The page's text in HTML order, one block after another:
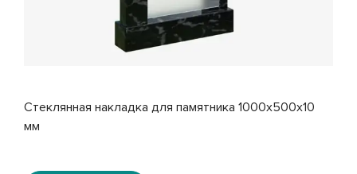
Стеклянная накладка для памятника 1000x500x10
мм